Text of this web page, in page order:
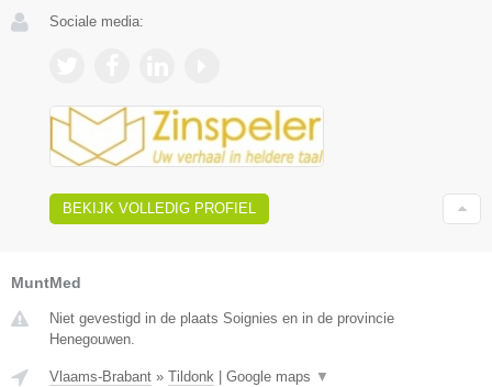
Sociale media:
BEKIJK VOLLEDIG PROFIEL
MuntMed
Niet gevestigd in de plaats Soignies en in de provincie
Henegouwen.
Vlaams-Brabant » Tildonk Google maps ▼